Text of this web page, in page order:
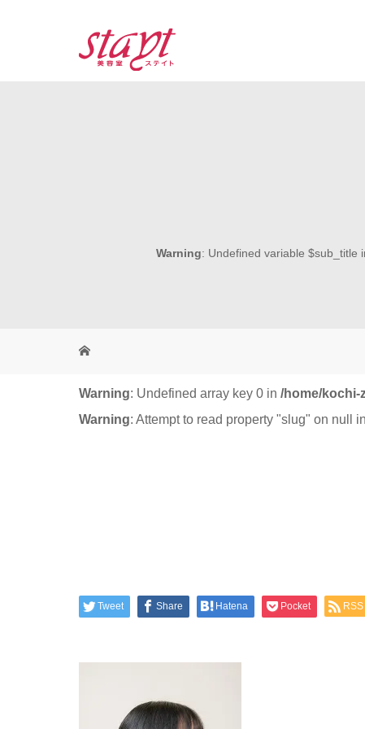
Warning: Undefined variable $sub_title
Warning: Undefined array key 0 in /home/kochi-
Warning: Attempt to read property "slug" on null in
Tweet Share Hatena Pocket RSS